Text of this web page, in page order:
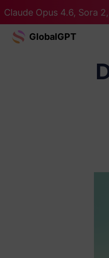
Claude Opus 4.6, Sora
GlobalGPT